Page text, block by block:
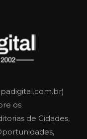
os
de Cidades,